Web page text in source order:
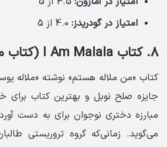
امتیاز در گودریدز:
8. کتاب I Am Malala (کتاب من ملاله هستم)
کتاب «من ملاله هستم» نوشته‌ «ملاله
جایزه‌ صلح نوبل و بهترین کتاب برای
مبارزه‌ دختری نوجوان برای به دست
می‌گوید. زمانی‌که گروه تروریستی